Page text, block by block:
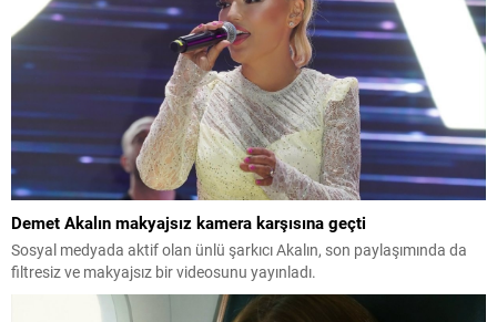
Demet Akalın makyajsız kamera karşısına geçti
Sosyal medyada aktif olan ünlü şarkıcı Akalın, son paylaşımında da
filtresiz ve makyajsız bir videosunu yayınladı.